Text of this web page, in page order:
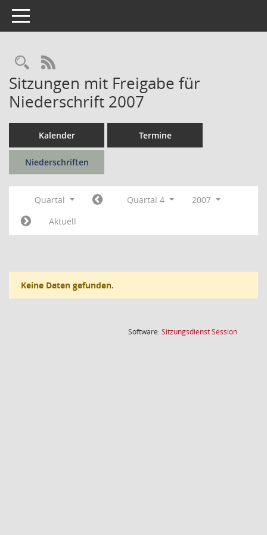
Toggle navigation
Rechercheauswahl
RSS-Feed
Sitzungen mit Freigabe für
Niederschrift 2007
Kalender Termine
Niederschriften
Quartal Quartal 4
2007
Aktuell
Keine Daten gefunden.
Software:SitzungsdienstSession(Wird in